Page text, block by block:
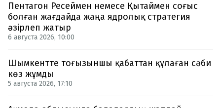
Пентагон Ресеймен немесе Қытаймен соғыс
болған жағдайда жаңа ядролық стратегия
әзірлеп жатыр
6 августа 2026, 10:00
Шымкентте тоғызыншы қабаттан құлаған сәби
көз жұмды
5 августа 2026, 17:10